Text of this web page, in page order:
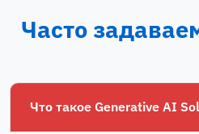
Часто
Что такое Generative AI